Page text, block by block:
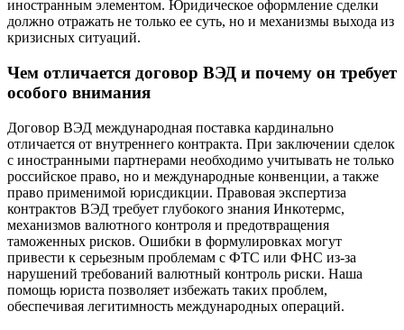
иностранным элементом. Юридическое оформление сделки
должно отражать не только ее суть, но и механизмы выхода из
кризисных ситуаций.
Чем отличается договор ВЭД и почему он требует
особого внимания
Договор ВЭД международная поставка кардинально
отличается от внутреннего контракта. При заключении сделок
с иностранными партнерами необходимо учитывать не только
российское право, но и международные конвенции, а также
право применимой юрисдикции. Правовая экспертиза
контрактов ВЭД требует глубокого знания Инкотермс,
механизмов валютного контроля и предотвращения
таможенных рисков. Ошибки в формулировках могут
привести к серьезным проблемам с ФТС или ФНС из-за
нарушений требований валютный контроль риски. Наша
помощь юриста позволяет избежать таких проблем,
обеспечивая легитимность международных операций.